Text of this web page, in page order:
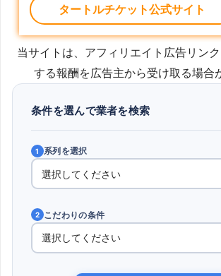
タートルチケット公式サイト
当サイトは、アフィリエイト広告リン
する報酬を広告主から受け取る場合
条件を選んで業者を検索
1 系列を選択
2 こだわりの条件